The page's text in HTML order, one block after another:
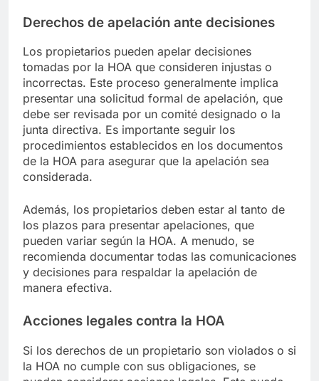
Derechos de apelación ante decisiones
Los propietarios pueden apelar decisiones
tomadas por la HOA que consideren injustas o
incorrectas. Este proceso generalmente implica
presentar una solicitud formal de apelación, que
debe ser revisada por un comité designado o la
junta directiva. Es importante seguir los
procedimientos establecidos en los documentos
de la HOA para asegurar que la apelación sea
considerada.
Además, los propietarios deben estar al tanto de
los plazos para presentar apelaciones, que
pueden variar según la HOA. A menudo, se
recomienda documentar todas las comunicaciones
y decisiones para respaldar la apelación de
manera efectiva.
Acciones legales contra la HOA
Si los derechos de un propietario son violados o si
la HOA no cumple con sus obligaciones, se